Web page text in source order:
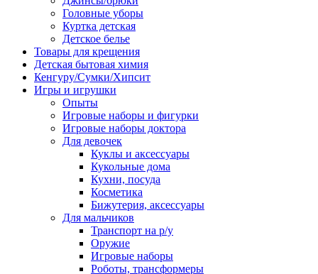
Головные уборы
Куртка детская
Детское белье
Товары для крещения
Детская бытовая химия
Кенгуру/Сумки/Хипсит
Игры и игрушки
Опыты
Игровые наборы и фигурки
Игровые наборы доктора
Для девочек
Куклы и аксессуары
Кукольные дома
Кухни, посуда
Косметика
Бижутерия, аксессуары
Для мальчиков
Транспорт на р/у
Оружие
Игровые наборы
Роботы, трансформеры